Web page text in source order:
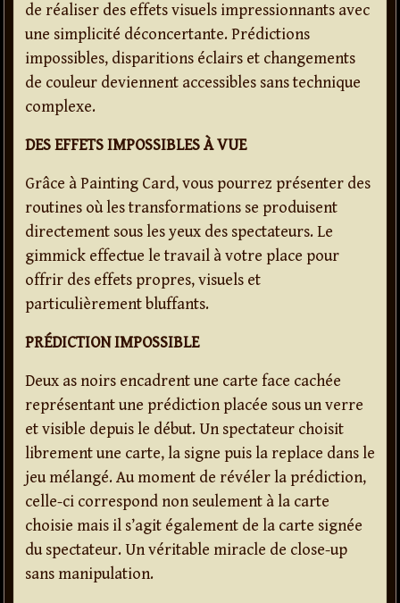
de réaliser des effets visuels impressionnants avec
une simplicité déconcertante. Prédictions
impossibles, disparitions éclairs et changements
de couleur deviennent accessibles sans technique
complexe.
DES EFFETS IMPOSSIBLES À VUE
Grâce à Painting Card, vous pourrez présenter des
routines où les transformations se produisent
directement sous les yeux des spectateurs. Le
gimmick effectue le travail à votre place pour
offrir des effets propres, visuels et
particulièrement bluffants.
PRÉDICTION IMPOSSIBLE
Deux as noirs encadrent une carte face cachée
représentant une prédiction placée sous un verre
et visible depuis le début. Un spectateur choisit
librement une carte, la signe puis la replace dans le
jeu mélangé. Au moment de révéler la prédiction,
celle-ci correspond non seulement à la carte
choisie mais il s’agit également de la carte signée
du spectateur. Un véritable miracle de close-up
sans manipulation.